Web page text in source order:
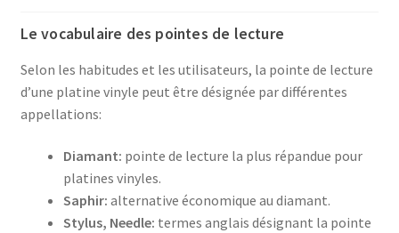
Le vocabulaire des pointes de lecture
Selon les habitudes et les utilisateurs, la pointe de lecture
d’une platine vinyle peut être désignée par différentes
appellations:
Diamant: pointe de lecture la plus répandue pour
platines vinyles.
Saphir: alternative économique au diamant.
Stylus, Needle: termes anglais désignant la pointe